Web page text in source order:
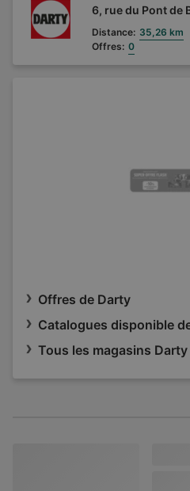
6, rue du Pont de
Distance: 35,26 km
Offres: 0
Offres de Darty
Catalogues disponible
Tous les magasins Darty